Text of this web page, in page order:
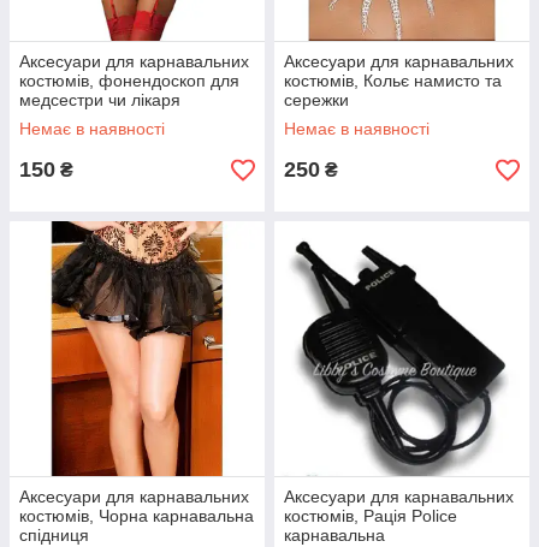
Аксесуари для карнавальних
костюмів, фонендоскоп для
медсестри чи лікаря
Немає в наявності
150 ₴
Аксесуари для карнавальних
костюмів, Кольє намисто та
сережки
Немає в наявності
250 ₴
Аксесуари для карнавальних
костюмів, Чорна карнавальна
спідниця
Аксесуари для карнавальних
костюмів, Рація Police
карнавальна